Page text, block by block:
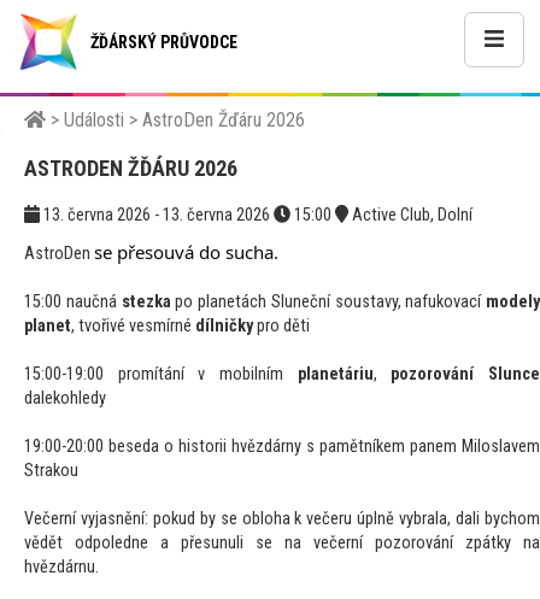
ŽĎÁRSKÝ PRŮVODCE
> Události > AstroDen Žďáru 2026
ASTRODEN ŽĎÁRU 2026
13. června 2026 - 13. června 2026 15:00
Active Club, Dolní
AstroDen se přesouvá do sucha.
15:00 naučná stezka po planetách Sluneční soustavy, nafukovací modely
planet, tvořivé vesmírné dílničkypro děti
15:00-19:00 promítání v mobilním planetáriu, pozorování Slunce
dalekohledy
19:00-20:00 beseda o historii hvězdárny s pamětníkem panem Miloslavem
Strakou
Večerní vyjasnění: pokud by se obloha k večeru úplně vybrala, dali bychom
vědět odpoledne a přesunuli se na večerní pozorování zpátky na
hvězdárnu.